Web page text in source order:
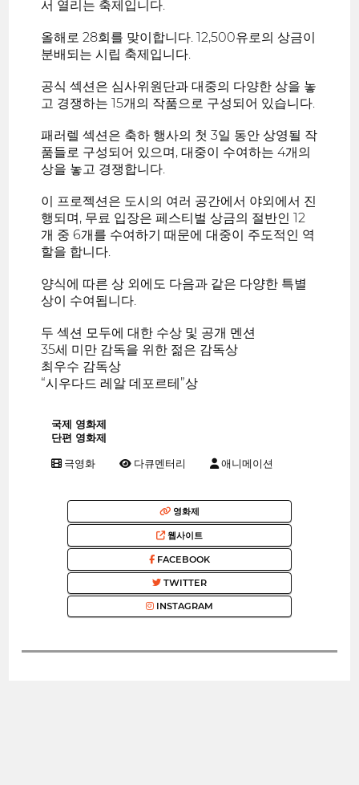
서 열리는 축제입니다.
올해로 28회를 맞이합니다. 12,500유로의 상금이
분배되는 시립 축제입니다.
공식 섹션은 심사위원단과 대중의 다양한 상을 놓
고 경쟁하는 15개의 작품으로 구성되어 있습니다.
패러렐 섹션은 축하 행사의 첫 3일 동안 상영될 작
품들로 구성되어 있으며, 대중이 수여하는 4개의
상을 놓고 경쟁합니다.
이 프로젝션은 도시의 여러 공간에서 야외에서 진
행되며, 무료 입장은 페스티벌 상금의 절반인 12
개 중 6개를 수여하기 때문에 대중이 주도적인 역
할을 합니다.
양식에 따른 상 외에도 다음과 같은 다양한 특별
상이 수여됩니다.
두 섹션 모두에 대한 수상 및 공개 멘션
35세 미만 감독을 위한 젊은 감독상
최우수 감독상
“시우다드 레알 데포르테”상
국제 영화제
단편 영화제
극영화 다큐멘터리 애니메이션
영화제
웹사이트
FACEBOOK
TWITTER
INSTAGRAM